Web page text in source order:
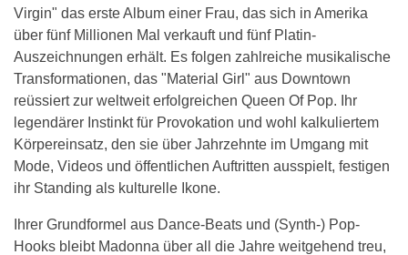
Virgin" das erste Album einer Frau, das sich in Amerika
über fünf Millionen Mal verkauft und fünf Platin-
Auszeichnungen erhält. Es folgen zahlreiche musikalische
Transformationen, das "Material Girl" aus Downtown
reüssiert zur weltweit erfolgreichen Queen Of Pop. Ihr
legendärer Instinkt für Provokation und wohl kalkuliertem
Körpereinsatz, den sie über Jahrzehnte im Umgang mit
Mode, Videos und öffentlichen Auftritten ausspielt, festigen
ihr Standing als kulturelle Ikone.
Ihrer Grundformel aus Dance-Beats und (Synth-) Pop-
Hooks bleibt Madonna über all die Jahre weitgehend treu,